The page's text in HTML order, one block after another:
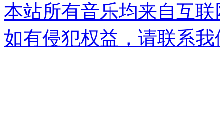
本站所有音乐均来自互
如有侵犯权益，请联系